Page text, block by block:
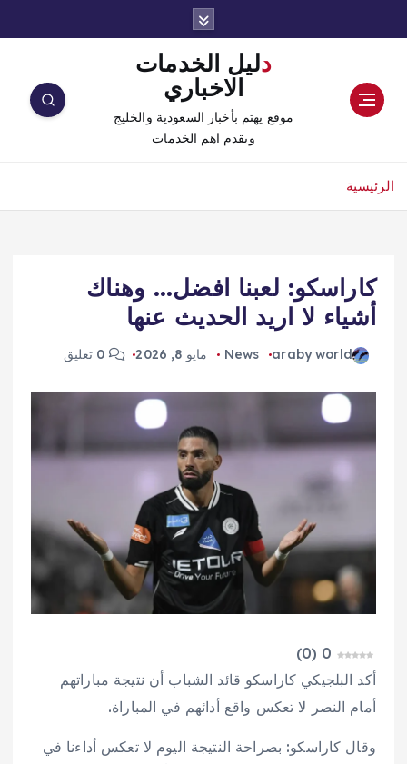
دليل الخدمات
الاخباري
موقع يهتم بأخبار السعودية والخليج
ويقدم اهم الخدمات
الرئيسية
كاراسكو: لعبنا افضل… وهناك
أشياء لا اريد الحديث عنها
araby world
News مايو 8, 2026
0
(
0
)
أكد البلجيكي كاراسكو قائد الشباب أن نتيجة مباراتهم
أمام النصر لا تعكس واقع أدائهم في المباراة.
وقال كاراسكو: بصراحة النتيجة اليوم لا تعكس أداءنا في